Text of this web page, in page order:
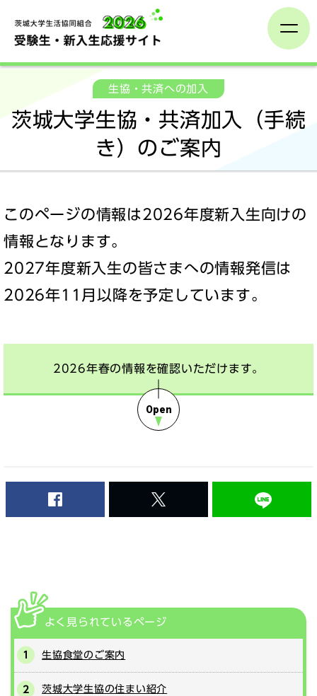
生協・共済への加入
学びの準備
生協・共済への加入
茨城大学生協・共済加入（手続
き）のご案内
このページの情報は2026年度新入生向けの
情報となります。
2027年度新入生の皆さまへの情報発信は
2026年11月以降を予定しています。
2026年春の情報を確認いただけます。
Facebook
よく見られている ページ
生協食堂のご案内
茨城大学生協の住まい紹介